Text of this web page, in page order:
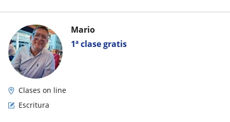
1ª clase gratis
Mario
Clases on line
Escritura